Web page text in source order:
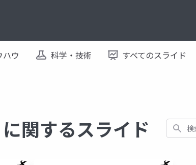
ハウ 科学・技術 すべてのスライド
関するスライド 検索